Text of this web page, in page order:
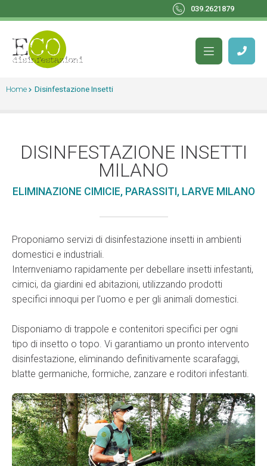
039.2621879
Home Disinfestazione Insetti
DISINFESTAZIONE INSETTI
MILANO
ELIMINAZIONE CIMICIE, PARASSITI, LARVE MILANO
Proponiamo servizi di disinfestazione insetti in ambienti
domestici e industriali.
Internveniamo rapidamente per debellare insetti infestanti,
cimici, da giardini ed abitazioni, utilizzando prodotti
specifici innoqui per l'uomo e per gli animali domestici.
Disponiamo di trappole e contenitori specifici per ogni
tipo di insetto o topo. Vi garantiamo un pronto intervento
disinfestazione, eliminando definitivamente scarafaggi,
blatte germaniche, formiche, zanzare e roditori infestanti.